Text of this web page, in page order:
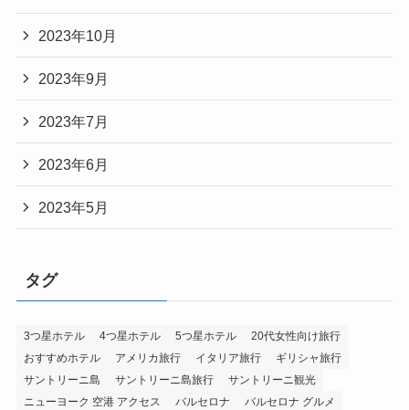
2023年10月
2023年9月
2023年7月
2023年6月
2023年5月
タグ
3つ星ホテル 4つ星ホテル 5つ星ホテル
20代女性向け旅行
おすすめホテル
アメリカ旅行 イタリア旅行
ギリシャ旅行
サントリーニ島
サントリーニ島旅行
サントリーニ観光
ニューヨーク 空港 アクセス
バルセロナ
バルセロナ グルメ